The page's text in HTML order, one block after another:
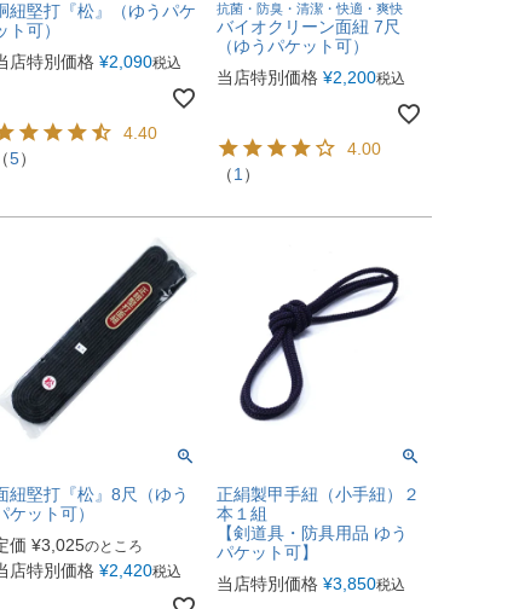
紐堅打『松』（ゆうパケ
ト可）
店特別価格 ¥2,090税込
4.40
（5）
抗菌・防臭・清潔・快適・爽快
バイオクリーン面紐 7尺
（ゆうパケット可）
当店特別価格 ¥2,200税込
4.00
（1 ）
紐堅打『松』8尺（ゆう
ケット可）
価 ¥3,025のところ
店特別価格 ¥2,420税込
正絹製甲手紐（小手紐）２
本１組
【剣道具・防具用品 ゆう
パケット可】
当店特別価格 ¥3,850税込